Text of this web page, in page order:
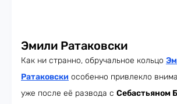
Эмили Ратаковски
Как ни странно, обручальное кольцо
Ратаковски особенно привлекло
уже после её развода с Себастьяном